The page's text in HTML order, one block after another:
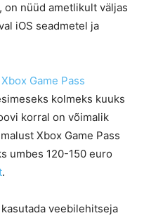
on nüüd ametlikult väljas
iOS seadmetel ja
Xbox Game Pass
kolmeks kuuks
korral on võimalik
Xbox Game Pass
umbes 120-150 euro
.
veebilehitseja